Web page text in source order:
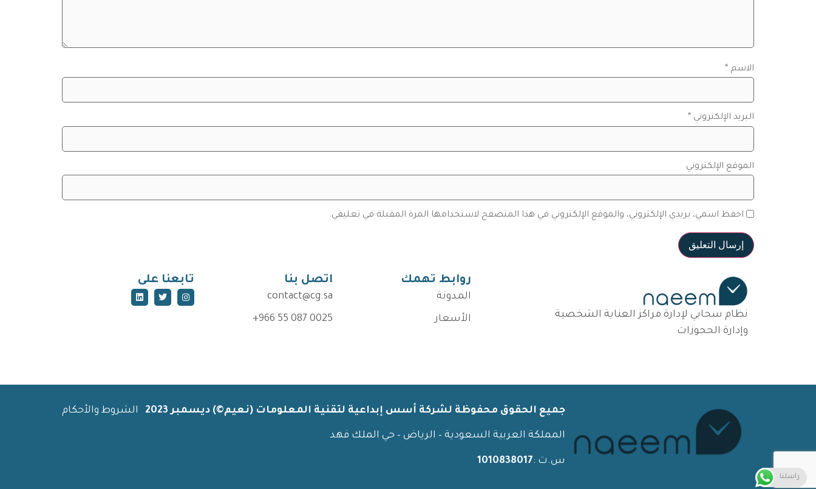
الاسم *
البريد الإلكتروني *
الموقع الإلكتروني
احفظ اسمي، بريدي الإلكتروني، والموقع الإلكتروني في هذا المتصفح لاستخدامها المرة المقبلة في تعليقي.
نظام سحابي لإدارة مراكز العناية الشخصية
وإدارة الحجوزات
روابط تهمك
المدونة
الأسعار
اتصل بنا
contact@cg.sa
+966 55 087 0025
تابعنا على
جميع الحقوق محفوظة لشركة أسس إبداعية لتقنية المعلومات (نعيم©) ديسمبر 2023
المملكة العربية السعودية – الرياض – حي الملك فهد
س.ت :1010838017
الشروط والأحكام
راسلنا